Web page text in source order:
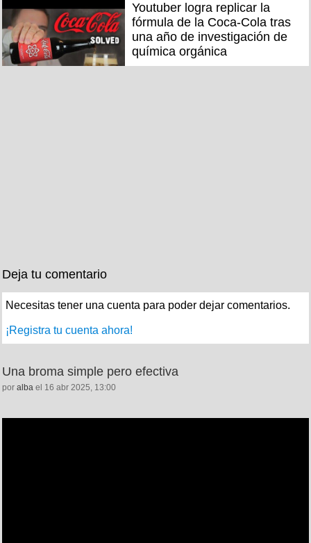
Youtuber logra replicar la
fórmula de la Coca-Cola tras
una año de investigación de
química orgánica
Deja tu comentario
Necesitas tener una cuenta para poder dejar comentarios.
¡Registra tu cuenta ahora!
Una broma simple pero efectiva
por alba el 16 abr 2025, 13:00